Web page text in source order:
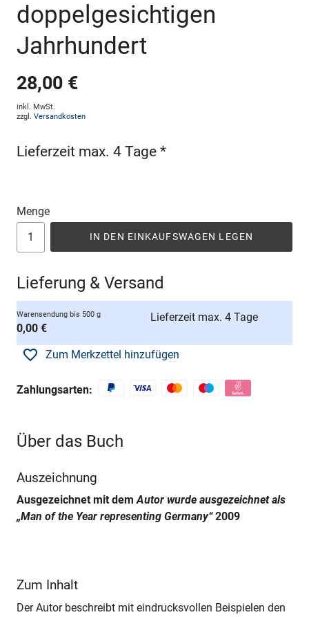
doppelgesichtigen
Jahrhundert
28,00 €
inkl. MwSt.
zzgl. Versandkosten
Lieferzeit max. 4 Tage *
Menge
IN DEN EINKAUFSWAGEN LEGEN
Lieferung & Versand
Warensendung bis 500 g
0,00 €
Lieferzeit max. 4 Tage
Zum Merkzettel hinzufügen
Zahlungsarten:
Über das Buch
Auszeichnung
Ausgezeichnet mit demAutor wurde ausgezeichnet als
„Man of the Year representing Germany“2009
Zum Inhalt
Der Autor beschreibt mit eindrucksvollen Beispielen den